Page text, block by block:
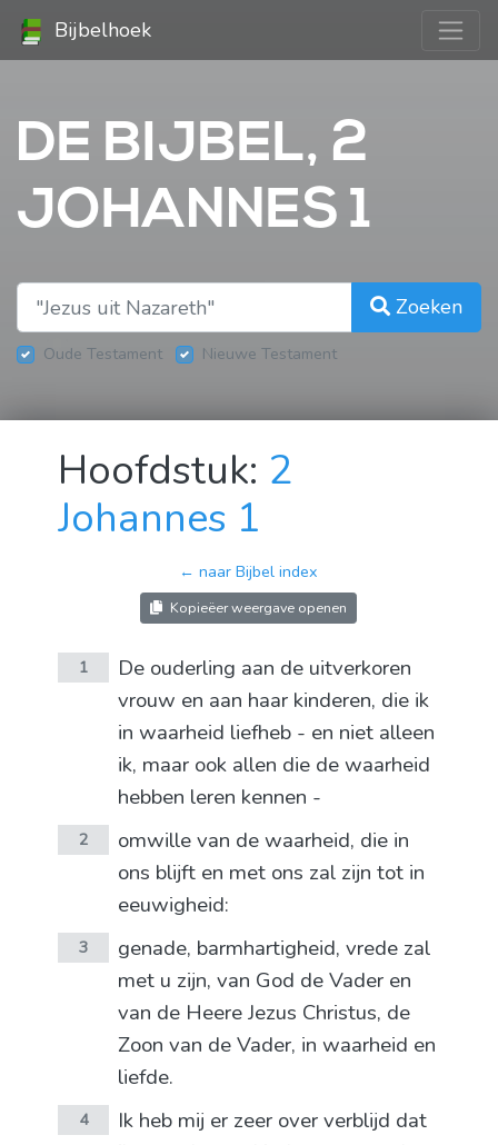
Bijbelhoek
DE BIJBEL, 2
JOHANNES 1
Zoeken
Oude Testament Nieuwe Testament
Hoofdstuk: 2
Johannes 1
← naar Bijbel index
Kopieëer weergave openen
1
De ouderling aan de uitverkoren
vrouw en aan haar kinderen, die ik
in waarheid liefheb - en niet alleen
ik, maar ook allen die de waarheid
hebben leren kennen -
2
omwille van de waarheid, die in
ons blijft en met ons zal zijn tot in
eeuwigheid:
3
genade, barmhartigheid, vrede zal
met u zijn, van God de Vader en
van de Heere Jezus Christus, de
Zoon van de Vader, in waarheid en
liefde.
4
Ik heb mij er zeer over verblijd dat